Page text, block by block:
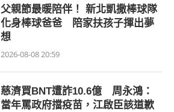
父親節最暖陪伴！ 新北凱撒棒球隊
化身棒球爸爸 陪家扶孩子揮出夢
想
2026-08-08 20:59
慈濟買BNT遭詐10.6億 周永鴻：
當年罵政府擋疫苗，江啟臣該道歉